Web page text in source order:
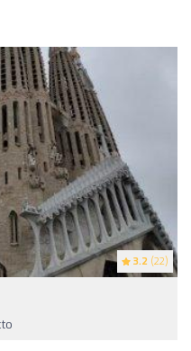
3.2 (22)